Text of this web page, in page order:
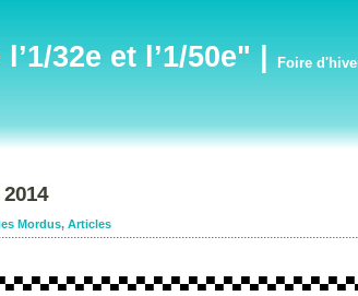
32e et l’1/50e" Foire
2014
Mordus, Articles